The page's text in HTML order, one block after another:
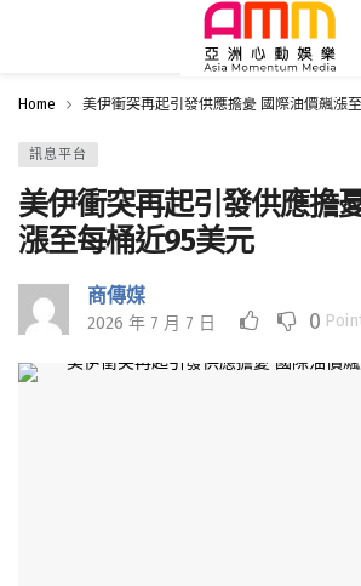
Home 美伊衝突再起引發供應擔憂 國際油價飆漲
訊息平台
美伊衝突再起引發供應擔
漲至每桶近95美元
商傳媒
2026 年 7 月 7 日 0